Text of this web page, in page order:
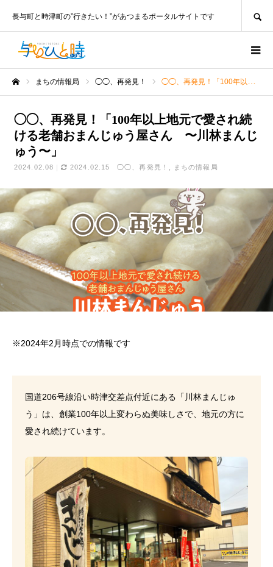
長与町と時津町の”行きたい！”があつまるポータルサイトです
まちの情報局 ◯◯、再発見！ ◯◯、再発見！「100年以上地元で愛され続ける老舗おまんじゅう屋さん 〜川林まんじゅう〜」
◯◯、再発見！「100年以上地元で愛され続
ける老舗おまんじゅう屋さん 〜川林まんじ
ゅう〜」
2024.02.08 2024.02.15 ◯◯、再発見！ まちの情報局
※2024年2月時点での情報です
国道206号線沿い時津交差点付近にある「川林まんじゅ
う」は、創業100年以上変わらぬ美味しさで、地元の方に
愛され続けています。